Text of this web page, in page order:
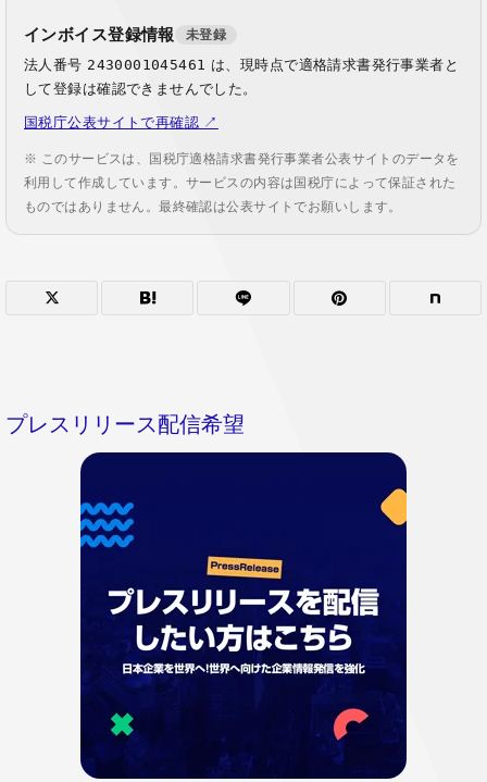
インボイス登録情報 未登録
法人番号 2430001045461 は、現時点で適格請求書発行事業者と
して登録は確認できませんでした。
国税庁公表サイトで再確認 ↗
※ このサービスは、国税庁適格請求書発行事業者公表サイトのデータを
利用して作成しています。サービスの内容は国税庁によって保証された
ものではありません。最終確認は公表サイトでお願いします。
プレスリリース配信希望